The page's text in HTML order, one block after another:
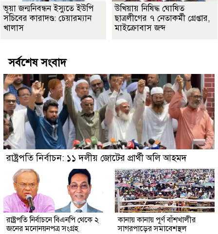
ভূয়া জন্মনিবন্ধন ইস্যুতে ইউপি
সচিবের কারাদণ্ড: চেয়ারম্যান
খালাস
উখিয়ায় নিষিদ্ধ ঘোষিত
ছাত্রলীগের ৭ নেতাকর্মী গ্রেপ্তার,
মাইক্রোবাস জব্দ
সর্বশেষ সংবাদ
রাষ্ট্রপতি নির্বাচন: ১১ দলীয় জোটের প্রার্থী অলি আহমদ
রাষ্ট্রপতি নির্বাচনে বিএনপি থেকে ২
জনের মনোনয়নপত্র সংগ্রহ
কানায় কানায় পূর্ণ বাঁশখালীর
সাগরপাড়ের সমাবেশস্থল